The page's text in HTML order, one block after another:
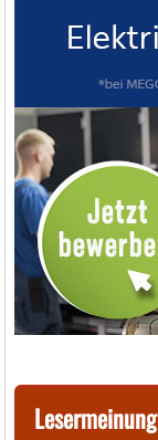
Lesermeinung